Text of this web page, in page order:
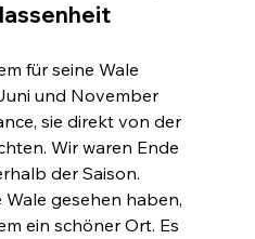
für seine Wale
und November
sie direkt von der
Wir waren Ende
der Saison.
gesehen haben,
ein schöner Ort. Es